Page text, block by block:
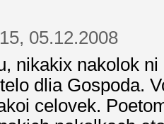
05.12.2008
nikakix nakolok
dlia Gospoda.
celovek.